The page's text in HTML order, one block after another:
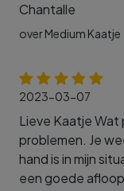
Chantalle
over Medium Kaatje
2023-03-07
Lieve Kaatje Wat
problemen. Je
hand is in mijn
een goede